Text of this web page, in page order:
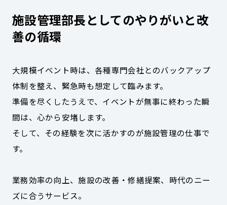
施設管理部長としてのやりがいと改
善の循環
大規模イベント時は、各種専門会社とのバックアップ
体制を整え、緊急時も想定して臨みます。
準備を尽くしたうえで、イベントが無事に終わった瞬
間は、心から安堵します。
そして、その経験を次に活かすのが施設管理の仕事で
す。
業務効率の向上、施設の改善・修繕提案、時代のニー
ズに合うサービス。